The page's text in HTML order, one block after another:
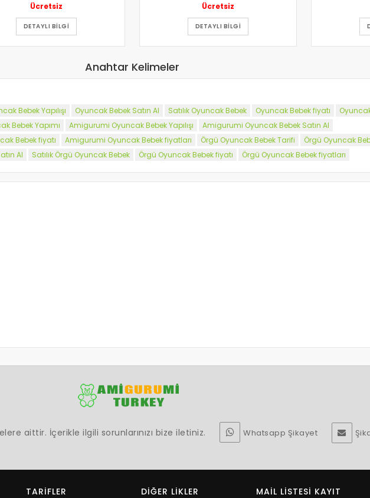
Ücretsiz
DETAYLI BILGI
Ücretsiz
DETAYLI BILGI
Anahtar Kelimeler
Bebek Yapılışı Oyuncak Bebek Satın Al Satılık Oyuncak Bebek Oyuncak Bebek fiyatı
Bebek Yapımı
Amigurumi Oyuncak Bebek Yapılışı
Amigurumi Oyuncak Bebek Satın Al
Bebek fiyatı
Amigurumi Oyuncak Bebek fiyatları Örgü Oyuncak Bebek Tarifi
Örgü Oyuncak
Al
Satılık Örgü Oyuncak Bebek Örgü Oyuncak Bebek fiyatı Örgü Oyuncak Bebek fiyatları
aittir. İçerikle ilgili sorunlarınızı bize iletiniz. Whatsapp Şikayet
TARIFLER DIĞER LIKLER MAIL LISTESI KAYIT